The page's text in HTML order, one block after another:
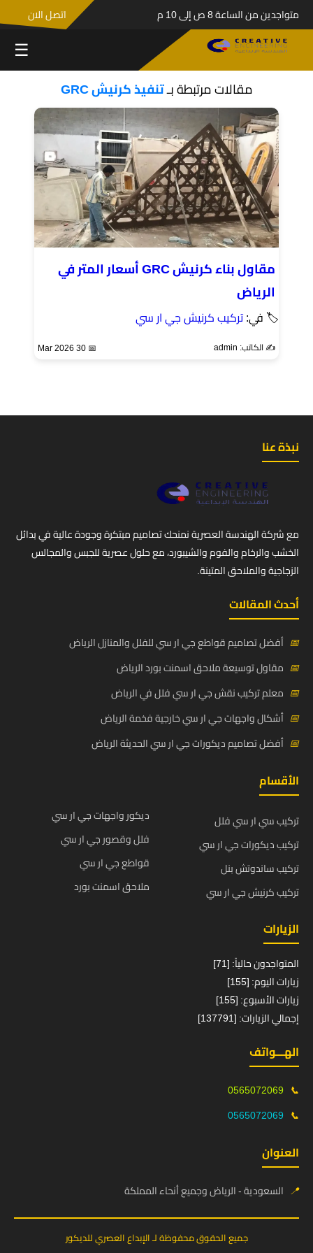
متواجدين من الساعة 8 ص إلى 10 م اتصل الان
☰
مقالات مرتبطة بـتنفيذ كرنيش GRC
مقاول بناء كرنيش GRC أسعار المتر في
الرياض
🏷 في:تركيب كرنيش جي ار سي
✍️ الكاتب: admin 📅 30 Mar 2026
نبذة عنا
مع شركة الهندسة العصرية نمنحك تصاميم مبتكرة وجودة عالية في بدائل
الخشب والرخام والفوم والشيبورد، مع حلول عصرية للجبس والمجالس
الزجاجية والملاحق المتينة.
أحدث المقالات
📅 أفضل تصاميم قواطع جي ار سي للفلل والمنازل الرياض
📅 مقاول توسيعة ملاحق اسمنت بورد الرياض
📅 معلم تركيب نقش جي ار سي فلل في الرياض
📅 أشكال واجهات جي ار سي خارجية فخمة الرياض
📅 أفضل تصاميم ديكورات جي ار سي الحديثة الرياض
الأقسام
تركيب سي ار سي فلل
تركيب ديكورات جي ار سي
تركيب ساندوتش بنل
تركيب كرنيش جي ار سي
ديكور واجهات جي ار سي
فلل وقصور جي ار سي
قواطع جي ار سي
ملاحق اسمنت بورد
الزيارات
المتواجدون حالياً: [71]
زيارات اليوم: [155]
زيارات الأسبوع: [155]
إجمالي الزيارات: [137791]
الهـــواتف
📞
0565072069
📞
0565072069
العنوان
📍 السعودية - الرياض وجميع أنحاء المملكة
جميع الحقوق محفوظة لـ الإبداع العصري للديكور